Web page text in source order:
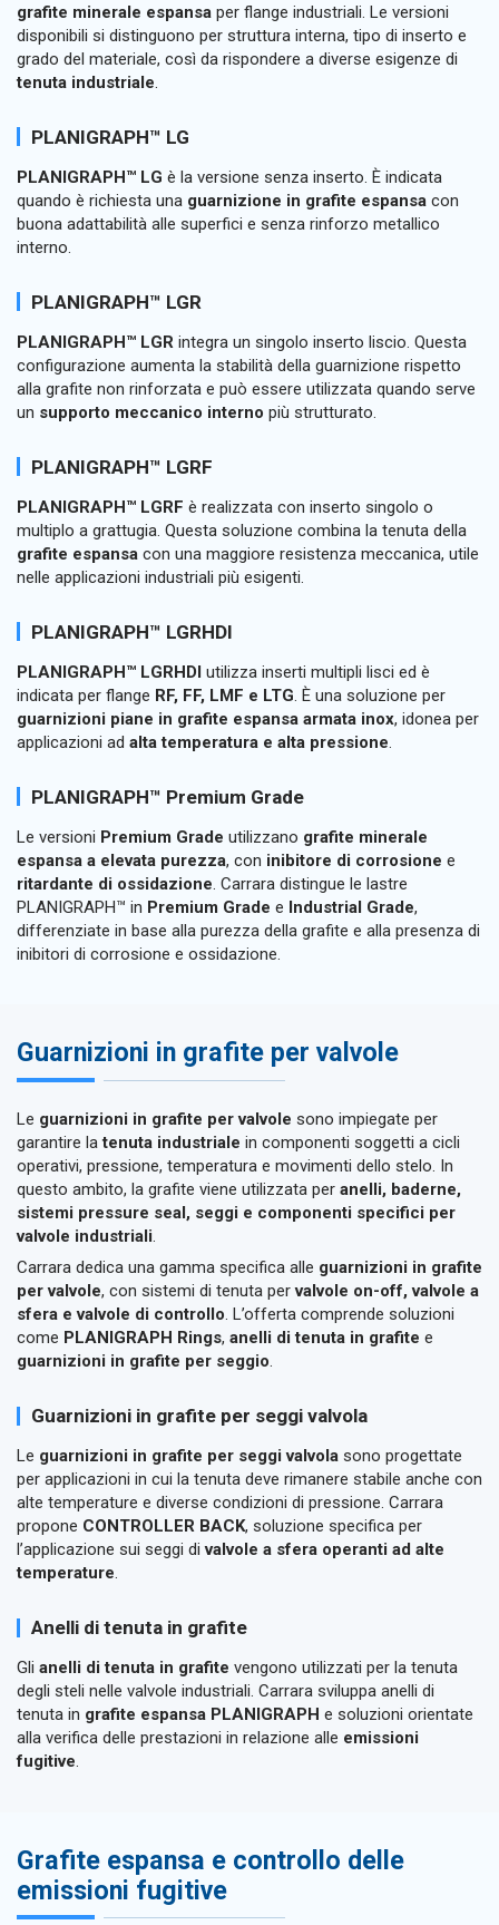
grafite minerale espansa per flange industriali. Le versioni
disponibili si distinguono per struttura interna, tipo di inserto e
grado del materiale, così da rispondere a diverse esigenze di
tenuta industriale.
PLANIGRAPH™ LG
PLANIGRAPH™ LG è la versione senza inserto. È indicata
quando è richiesta una guarnizione in grafite espansa con
buona adattabilità alle superfici e senza rinforzo metallico
interno.
PLANIGRAPH™ LGR
PLANIGRAPH™ LGR integra un singolo inserto liscio. Questa
configurazione aumenta la stabilità della guarnizione rispetto
alla grafite non rinforzata e può essere utilizzata quando serve
un supporto meccanico interno più strutturato.
PLANIGRAPH™ LGRF
PLANIGRAPH™ LGRF è realizzata con inserto singolo o
multiplo a grattugia. Questa soluzione combina la tenuta della
grafite espansa con una maggiore resistenza meccanica, utile
nelle applicazioni industriali più esigenti.
PLANIGRAPH™ LGRHDI
PLANIGRAPH™ LGRHDI utilizza inserti multipli lisci ed è
indicata per flange RF, FF, LMF e LTG. È una soluzione per
guarnizioni piane in grafite espansa armata inox, idonea per
applicazioni ad alta temperatura e alta pressione.
PLANIGRAPH™ Premium Grade
Le versioni Premium Grade utilizzano grafite minerale
espansa a elevata purezza, con inibitore di corrosione e
ritardante di ossidazione. Carrara distingue le lastre
PLANIGRAPH™ in Premium Grade e Industrial Grade,
differenziate in base alla purezza della grafite e alla presenza di
inibitori di corrosione e ossidazione.
Guarnizioni in grafite per valvole
Le guarnizioni in grafite per valvole sono impiegate per
garantire latenuta industriale in componenti soggetti a cicli
operativi, pressione, temperatura e movimenti dello stelo. In
questo ambito, la grafite viene utilizzata per anelli, baderne,
sistemi pressure seal, seggi e componenti specifici per
valvole industriali.
Carrara dedica una gamma specifica alle guarnizioni in grafite
per valvole, con sistemi di tenuta pervalvole on-off, valvole a
sfera e valvole di controllo. L’offerta comprende soluzioni
come PLANIGRAPH Rings, anelli di tenuta in grafite e
guarnizioni in grafite per seggio.
Guarnizioni in grafite per seggi valvola
Le guarnizioni in grafite per seggi valvola sono progettate
per applicazioni in cui la tenuta deve rimanere stabile anche con
alte temperature e diverse condizioni di pressione. Carrara
propone CONTROLLER BACK, soluzione specifica per
l’applicazione sui seggi divalvole a sfera operanti ad alte
temperature.
Anelli di tenuta in grafite
Gli anelli di tenuta in grafite vengono utilizzati per la tenuta
degli steli nelle valvole industriali. Carrara sviluppa anelli di
tenuta in grafite espansa PLANIGRAPH e soluzioni orientate
alla verifica delle prestazioni in relazione alle emissioni
fugitive.
Grafite espansa e controllo delle
emissioni fugitive